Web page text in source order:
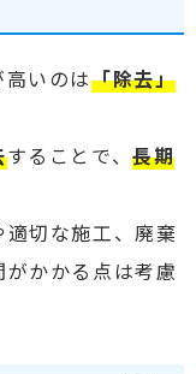
高いのは「除去」
することで、長期
切な施工、廃棄
かかる点は考慮